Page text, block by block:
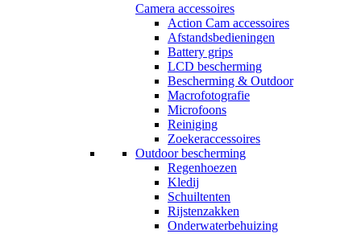
Camera accessoires
Action Cam accessoires
Afstandsbedieningen
Battery grips
LCD bescherming
Bescherming & Outdoor
Macrofotografie
Microfoons
Reiniging
Zoekeraccessoires
Outdoor bescherming
Regenhoezen
Kledij
Schuiltenten
Rijstenzakken
Onderwaterbehuizing